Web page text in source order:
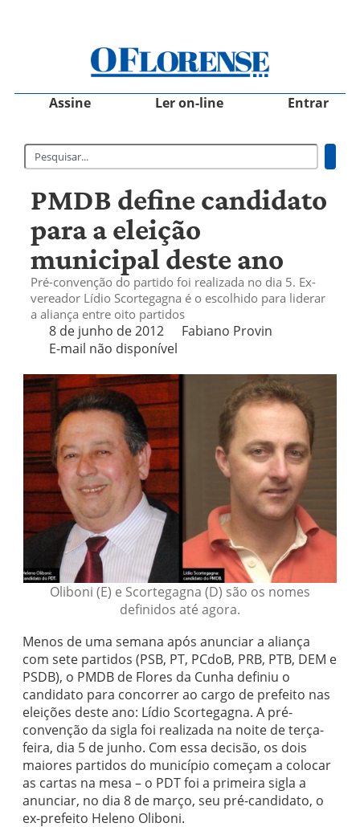
Assine Ler on-line Entrar
PMDB define candidato
para a eleição
municipal deste ano
Pré-convenção do partido foi realizada no dia 5. Ex-
vereador Lídio Scortegagna é o escolhido para liderar
a aliança entre oito partidos
8 de junho de 2012
Fabiano Provin
E-mail não disponível
Oliboni (E) e Scortegagna (D) são os nomes
definidos até agora.
Menos de uma semana após anunciar a aliança
com sete partidos (PSB, PT, PCdoB, PRB, PTB, DEM e
PSDB), o PMDB de Flores da Cunha definiu o
candidato para concorrer ao cargo de prefeito nas
eleições deste ano: Lídio Scortegagna. A pré-
convenção da sigla foi realizada na noite de terça-
feira, dia 5 de junho. Com essa decisão, os dois
maiores partidos do município começam a colocar
as cartas na mesa – o PDT foi a primeira sigla a
anunciar, no dia 8 de março, seu pré-candidato, o
ex-prefeito Heleno Oliboni.